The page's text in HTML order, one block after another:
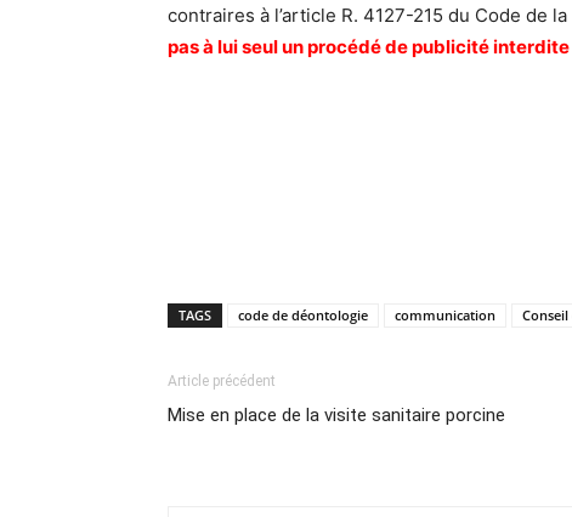
contraires à l’article R. 4127-215 du Code de
pas à lui seul un procédé de publicité interdite
TAGS code de déontologie communication
Article précédent
Mise en place de la visite sanitaire porcine